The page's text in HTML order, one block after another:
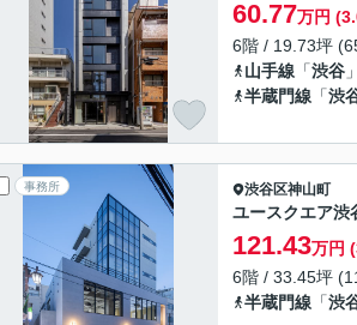
60.77万円
6階 / 19.73坪
山手線 「渋谷
半蔵門線 「渋
事務所 渋谷区神山町
ユースクエア渋
121.43万円
6階 / 33.45坪
半蔵門線 「渋